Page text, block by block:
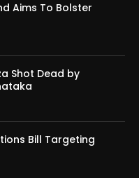
Aims To Bolster
Shot Dead by
Bill Targeting